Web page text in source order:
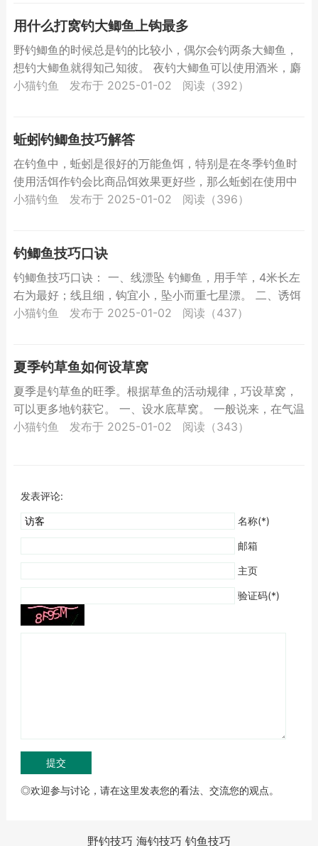
用什么打窝钓大鲫鱼上钩最多
野钓鲫鱼的时候总是钓的比较小，偶尔会钓两条大鲫鱼，
想钓大鲫鱼就得知己知彼。 夜钓大鲫鱼可以使用酒米，麝
香米，蒸煮小麦加颗粒混合物打窝，少量谷物商品饵也是
小猫钓鱼 发布于 2025-01-02 阅读（392）
蚯蚓钓鲫鱼技巧解答
在钓鱼中，蚯蚓是很好的万能鱼饵，特别是在冬季钓鱼时
使用活饵作钓会比商品饵效果更好些，那么蚯蚓在使用中
又有哪些需要我们注意的呢？ 一、蚯蚓“瘟”了最好不用 有
小猫钓鱼 发布于 2025-01-02 阅读（396）
钓鲫鱼技巧口诀
钓鲫鱼技巧口诀： 一、线漂坠 钓鲫鱼，用手竿，4米长左
右为最好；线且细，钩宜小，坠小而重七星漂。 二、诱饵
钓饵 1、宜用的诱饵有： 黄豆粉、蚕豆粉，大米粉、玉
小猫钓鱼 发布于 2025-01-02 阅读（437）
夏季钓草鱼如何设草窝
夏季是钓草鱼的旺季。根据草鱼的活动规律，巧设草窝，
可以更多地钓获它。 一、设水底草窝。 一般说来，在气温
30℃以上，水深在1.5米左右，草鱼多在水的下层活动。
小猫钓鱼 发布于 2025-01-02 阅读（343）
发表评论:
名称(*)
邮箱
主页
验证码(*)
◎欢迎参与讨论，请在这里发表您的看法、交流您的观点。
野钓技巧 海钓技巧 钓鱼技巧